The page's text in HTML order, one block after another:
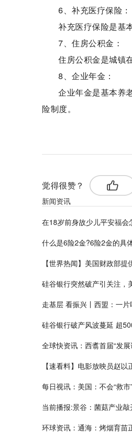
6、补充医疗保险：
补充医疗保险是基
7、住房公积金：
住房公积金是城镇
8、企业年金：
企业年金是基本养
险制度。
觉得很赞？
新闻资讯
在18岁前身故​少儿平安福
什么是​6险2金?​6险2金的具
【世界热闻】美国财政部
硅谷银行突然破产引关注，
走基层 看振兴丨西盟：一
硅谷银行破产风波蔓延 超
全球快资讯：西翥首届“发
【速看料】电影放映员赵
每日视讯：美国：不会“救市
当前播报:景谷：菌菇产业敲
环球资讯：通海：烤烟育苗